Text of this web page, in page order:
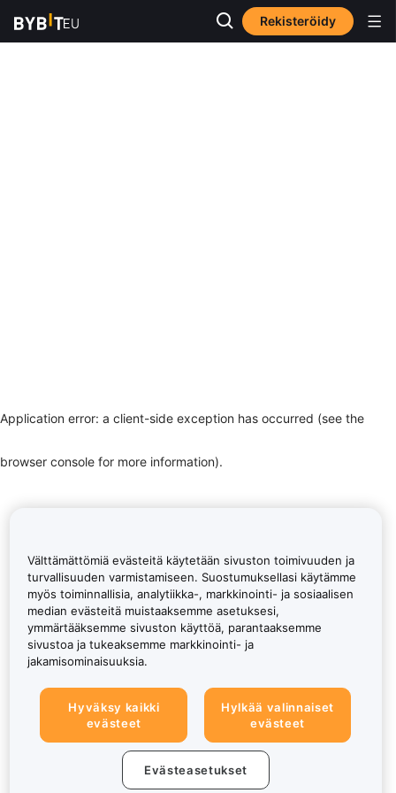
Rekisteröidy
Application error: a client-side exception has occurred (see the
browser console for more information).
Välttämättömiä evästeitä käytetään sivuston toimivuuden ja
turvallisuuden varmistamiseen. Suostumuksellasi käytämme
myös toiminnallisia, analytiikka-, markkinointi- ja sosiaalisen
median evästeitä muistaaksemme asetuksesi,
ymmärtääksemme sivuston käyttöä, parantaaksemme
sivustoa ja tukeaksemme markkinointi- ja
jakamisominaisuuksia.
Hyväksy kaikki
evästeet
Hylkää valinnaiset
evästeet
Evästeasetukset